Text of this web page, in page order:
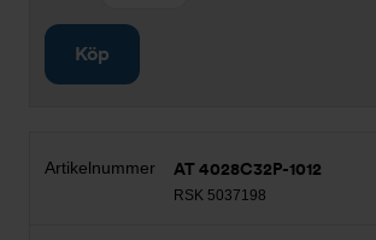
Köp
AT 4028C32P-1012
RSK 5037198